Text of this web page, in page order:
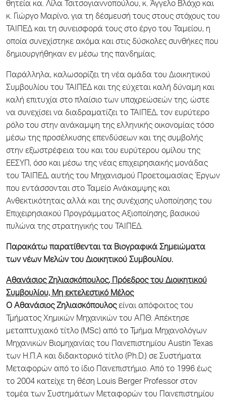
θητεία κα. Λίλα Τσιτσογιαννοπούλου, κ. Άγγελο Βλάχο και
κ. Γιώργο Μαρίνο, για τη δέσμευσή τους στους στόχους του
ΤΑΙΠΕΔ και τη συνεισφορά τους στο έργο του Ταμείου, η
οποία συνεχίστηκε ακόμα και στις δύσκολες συνθήκες που
δημιουργήθηκαν εν μέσω της πανδημίας.
Παράλληλα, καλωσορίζει τη νέα ομάδα του Διοικητικού
Συμβουλίου του ΤΑΙΠΕΔ και της εύχεται καλή δύναμη και
καλή επιτυχία στο πλαίσιο των υποχρεώσεών της, ώστε
να συνεχίσει να διαδραματίζει το ΤΑΙΠΕΔ, τον ευρύτερο
ρόλο του στην ανάκαμψη της ελληνικής οικονομίας τόσο
μέσω της προσέλκυσης επενδύσεων και της συμβολής
στην εξωστρέφεια του και του ευρύτερου ομίλου της
ΕΕΣΥΠ, όσο και μέσω της νέας επιχειρησιακής μονάδας
του ΤΑΙΠΕΔ, αυτής του Μηχανισμού Προετοιμασίας Έργων
που εντάσσονται στο Ταμείο Ανάκαμψης και
Ανθεκτικότητας αλλά και της συνέχισης υλοποίησης του
Επιχειρησιακού Προγράμματος Αξιοποίησης, βασικού
πυλώνα της στρατηγικής του ΤΑΙΠΕΔ.
Παρακάτω παρατίθενται τα Βιογραφικά Σημειώματα
των νέων Μελών του Διοικητικού Συμβουλίου.
Αθανάσιος Ζηλιασκόπουλος, Πρόεδρος του Διοικητικού
Συμβουλίου, Μη εκτελεστικό Μέλος
Ο Αθανάσιος Ζηλιασκόπουλος είναι απόφοιτος του
Τμήματος Χημικών Μηχανικών του ΑΠΘ. Απέκτησε
μεταπτυχιακό τίτλο (ΜSc) από το Τμήμα Μηχανολόγων
Μηχανικών Βιομηχανίας του Πανεπιστημίου Austin Texas
των Η.Π.Α και διδακτορικό τίτλο (Ph.D.) σε Συστήματα
Μεταφορών από το ίδιο Πανεπιστήμιο. Από το 1996 έως
το 2004 κατείχε τη θέση Lοuis Berger Professor στον
τομέα των Συστημάτων Μεταφορών του Πανεπιστημίου